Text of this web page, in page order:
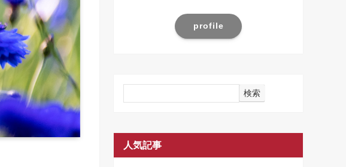
profile
検索
人気記事